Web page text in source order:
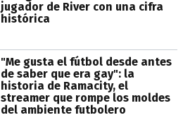
jugador de River con una cifra
histórica
"Me gusta el fútbol desde antes
de saber que era gay": la
historia de Ramacity, el
streamer que rompe los moldes
del ambiente futbolero